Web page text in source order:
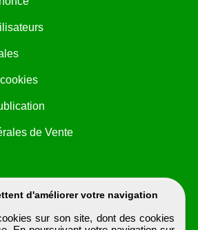
d'améliorer votre navigation
sur son site, dont des cookies
de Vente